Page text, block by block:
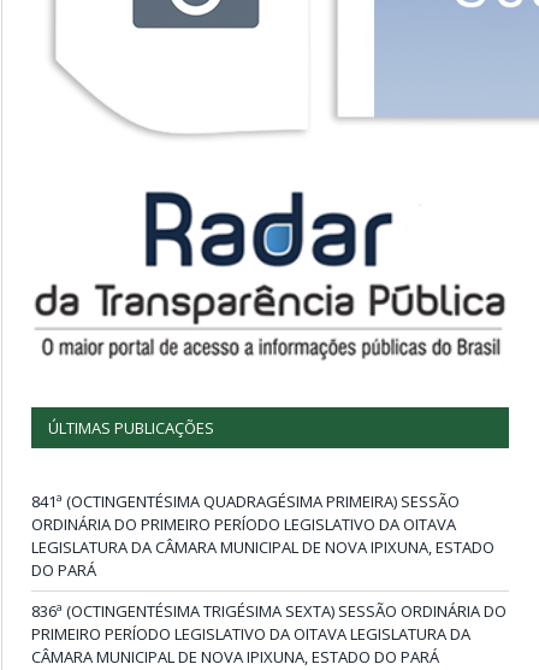
ÚLTIMAS PUBLICAÇÕES
841ª (OCTINGENTÉSIMA QUADRAGÉSIMA PRIMEIRA) SESSÃO
ORDINÁRIA DO PRIMEIRO PERÍODO LEGISLATIVO DA OITAVA
LEGISLATURA DA CÂMARA MUNICIPAL DE NOVA IPIXUNA, ESTADO
DO PARÁ
836ª (OCTINGENTÉSIMA TRIGÉSIMA SEXTA) SESSÃO ORDINÁRIA DO
PRIMEIRO PERÍODO LEGISLATIVO DA OITAVA LEGISLATURA DA
CÂMARA MUNICIPAL DE NOVA IPIXUNA, ESTADO DO PARÁ